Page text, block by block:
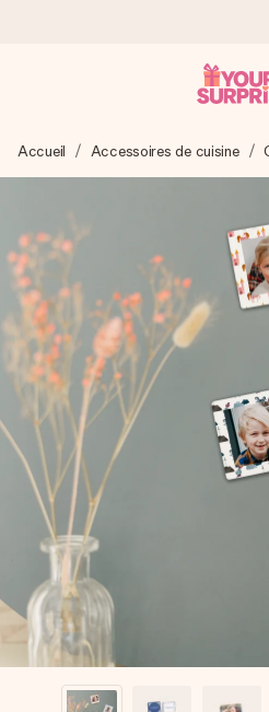
Nous préparons votre cadeau
en un éclair – pour que vous
4,9 (sur la base de +15
Nos cadeaux sont appréciés.
une note de 4,9 sur Google
pays où nous sommes présents).
Carte de vœux gratuite
Créez quelque chose d’unique
son prénom, votre photo ou un
Sans complications, juste tout
Accueil Accessoires de cuisine